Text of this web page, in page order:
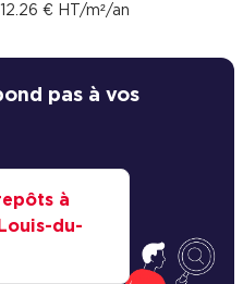
12.26 € HT/m²/an
pas à vos
à
du-